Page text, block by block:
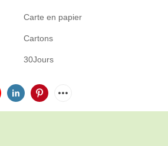
Carte en papier
Cartons
30Jours